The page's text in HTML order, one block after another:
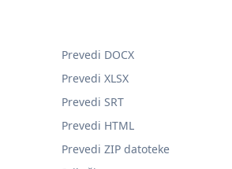
Prevedi DOCX
Prevedi XLSX
Prevedi SRT
Prevedi HTML
Prevedi ZIP datoteke